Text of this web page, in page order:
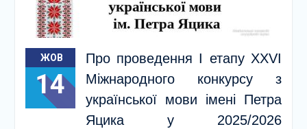
ЖОВ
14
Про проведення І етапу ХХVІ
Міжнародного конкурсу з
української мови імені Петра
Яцика у 2025/2026